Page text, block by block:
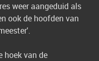
weer aangeduid als
ook de hoofden van
hoek van de